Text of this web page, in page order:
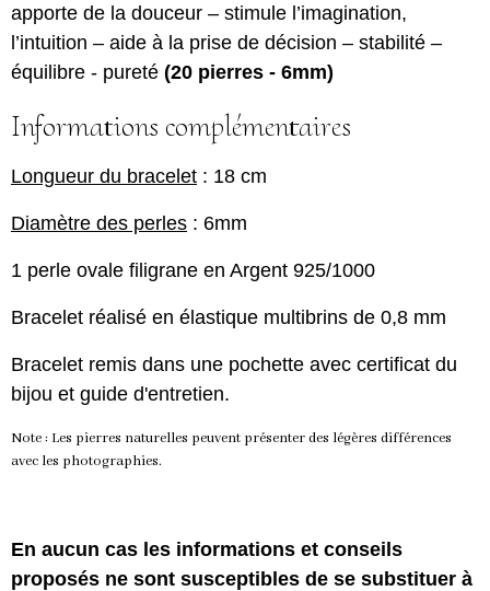
apporte de la douceur – stimule l’imagination,
l’intuition – aide à la prise de décision – stabilité –
équilibre - pureté (20 pierres - 6mm)
Informations complémentaires
Longueur du bracelet : 18 cm
Diamètre des perles : 6mm
1 perle ovale filigrane en Argent 925/1000
Bracelet réalisé en élastique multibrins de 0,8 mm
Bracelet remis dans une pochette avec certificat du
bijou et guide d'entretien.
Note : Les pierres naturelles peuvent présenter des légères différences
avec les photographies.
En aucun cas les informations et conseils
proposés ne sont susceptibles de se substituer à